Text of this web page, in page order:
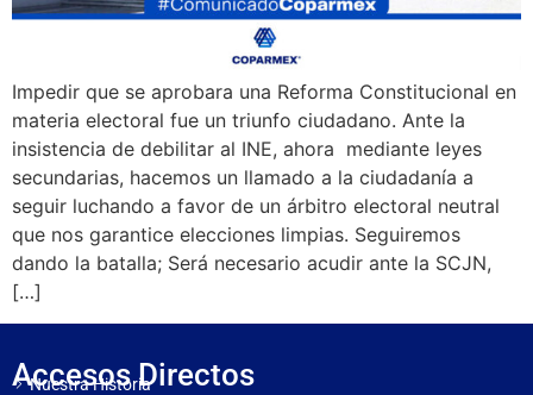
Impedir que se aprobara una Reforma Constitucional en
materia electoral fue un triunfo ciudadano. Ante la
insistencia de debilitar al INE, ahora mediante leyes
secundarias, hacemos un llamado a la ciudadanía a
seguir luchando a favor de un árbitro electoral neutral
que nos garantice elecciones limpias. Seguiremos
dando la batalla; Será necesario acudir ante la SCJN,
[…]
Accesos Directos
Nuestra Historia